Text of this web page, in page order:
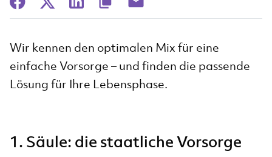
Wir kennen den optimalen Mix für eine
einfache Vorsorge – und finden die passende
Lösung für Ihre Lebensphase.
1. Säule: die staatliche Vorsorge